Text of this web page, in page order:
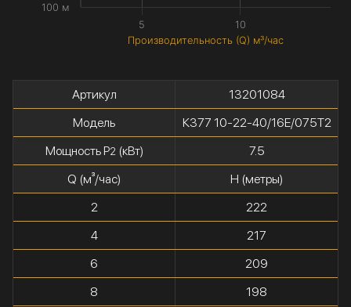
Производительность (Q) м³/час
10
5
100 м
Артикул
13201084
Модель
К377 10-22-40/16Е/075Т2
Мощность P2(кВт)
7.5
Q (м³/час)
H (метры)
2
222
4
217
6
209
8
198